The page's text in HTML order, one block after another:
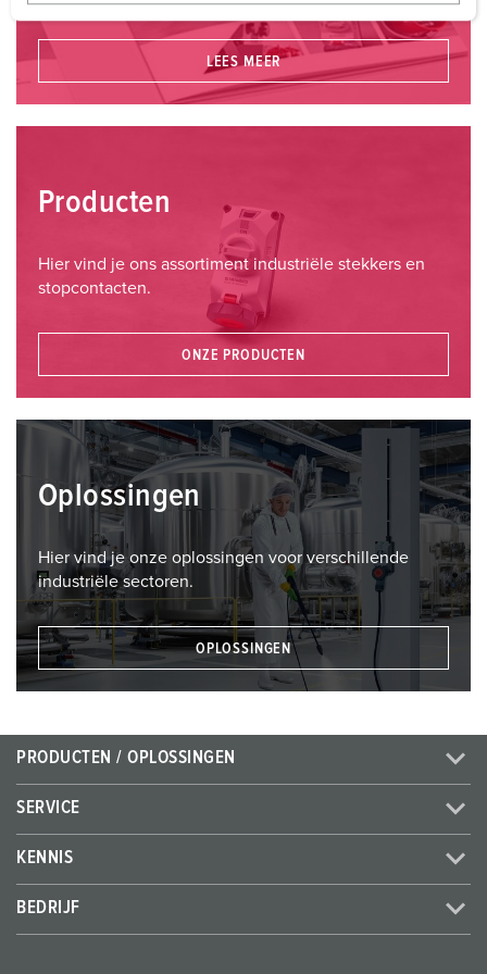
a
LEES MEER
Producten
Hier vind je ons assortiment industriële stekkers en
stopcontacten.
ONZE PRODUCTEN
Oplossingen
Hier vind je onze oplossingen voor verschillende
industriële sectoren.
OPLOSSINGEN
PRODUCTEN / OPLOSSINGEN
SERVICE
KENNIS
BEDRIJF